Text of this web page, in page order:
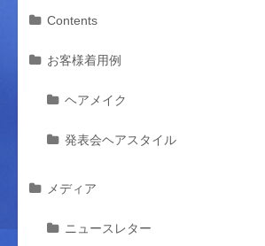
Contents
お客様着用例
ヘアメイク
発表会ヘアスタイル
メディア
ニュースレター